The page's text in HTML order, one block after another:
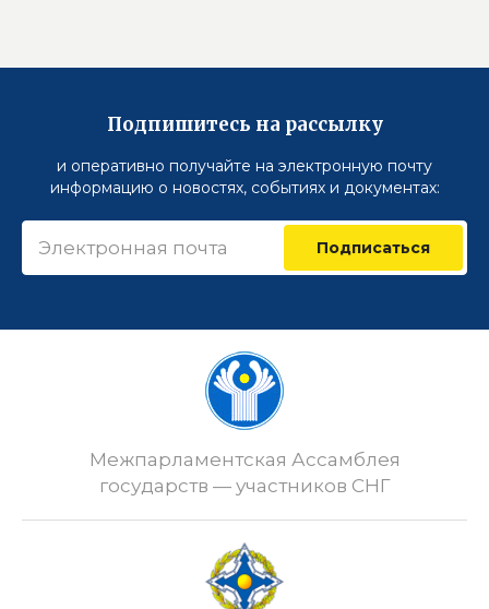
Подпишитесь на рассылку
и оперативно получайте на электронную почту
информацию о новостях, событиях и документах:
Подписаться
Межпарламентская Ассамблея
государств — участников СНГ